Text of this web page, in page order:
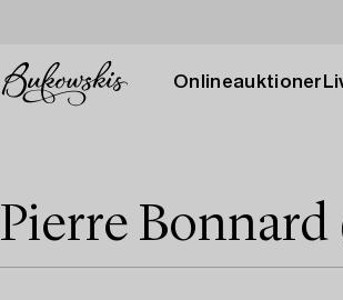
Onlineauktioner
Pierre Bonnard